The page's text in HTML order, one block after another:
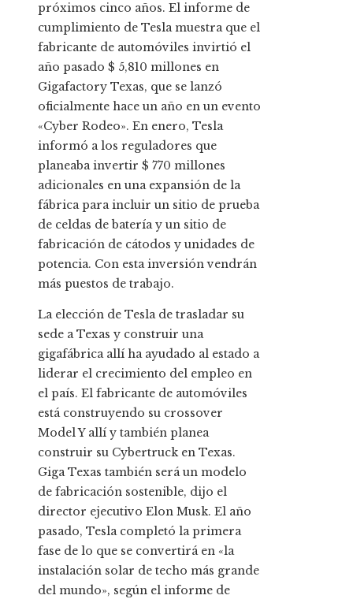
próximos cinco años. El informe de
cumplimiento de Tesla muestra que el
fabricante de automóviles invirtió el
año pasado $ 5,810 millones en
Gigafactory Texas, que se lanzó
oficialmente hace un año en un evento
«Cyber ​​Rodeo». En enero, Tesla
informó a los reguladores que
planeaba invertir $ 770 millones
adicionales en una expansión de la
fábrica para incluir un sitio de prueba
de celdas de batería y un sitio de
fabricación de cátodos y unidades de
potencia. Con esta inversión vendrán
más puestos de trabajo.
La elección de Tesla de trasladar su
sede a Texas y construir una
gigafábrica allí ha ayudado al estado a
liderar el crecimiento del empleo en
el país. El fabricante de automóviles
está construyendo su crossover
Model Y allí y también planea
construir su Cybertruck en Texas.
Giga Texas también será un modelo
de fabricación sostenible, dijo el
director ejecutivo Elon Musk. El año
pasado, Tesla completó la primera
fase de lo que se convertirá en «la
instalación solar de techo más grande
del mundo», según el informe de